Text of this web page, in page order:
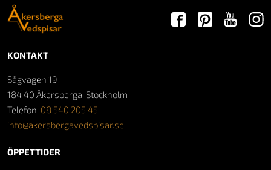
KONTAKT
Sågvägen 19
184 40 Åkersberga, Stockholm
Telefon: 08 540 205 45
info@akersbergavedspisar.se
ÖPPETTIDER